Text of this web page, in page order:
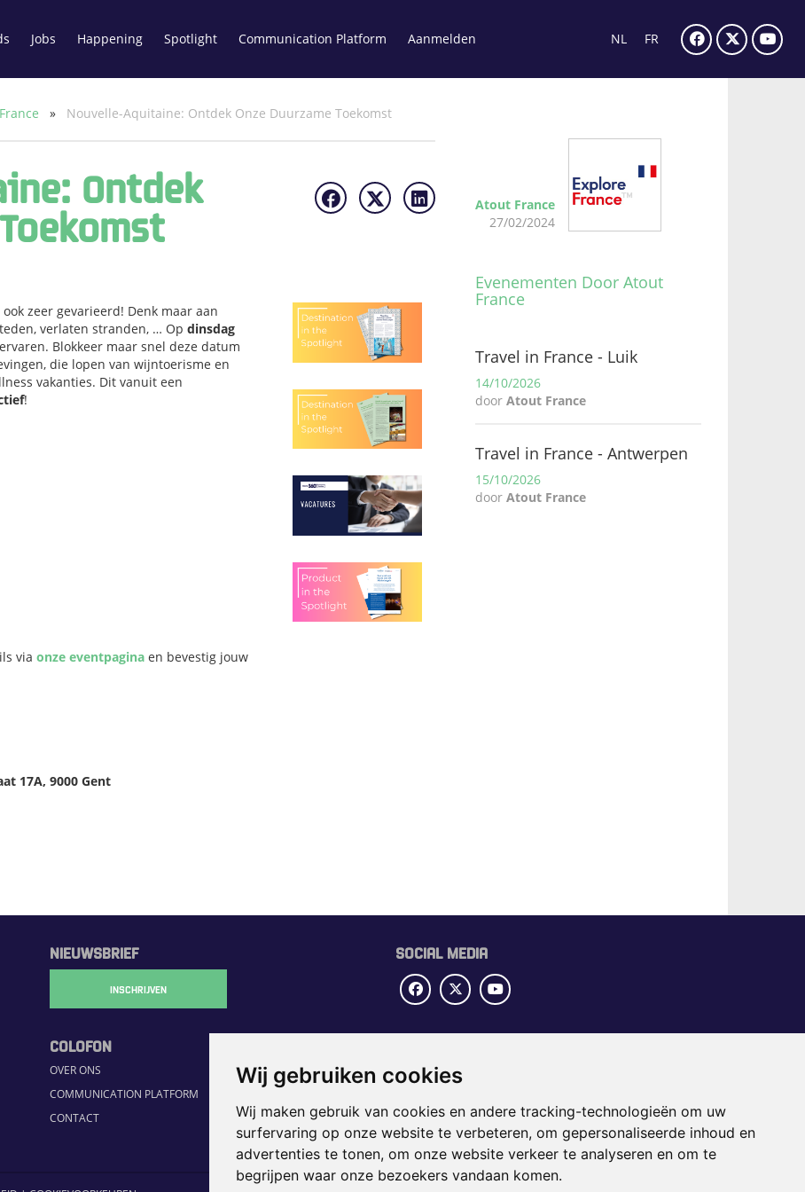
Wij gebruiken cookies
Wij maken gebruik van cookies en andere tracking-technologieën om uw
surfervaring op onze website te verbeteren, om gepersonaliseerde inhoud en
advertenties te tonen, om onze website verkeer te analyseren en om te
begrijpen waar onze bezoekers vandaan komen.
Jobs Happening Spotlight Communication Platform Aanmelden NL FR
» Nouvelle-Aquitaine: Ontdek Onze Duurzame Toekomst
Ontdek
zeer gevarieerd! Denk maar aan
verlaten stranden, … Op dinsdag
Blokkeer maar snel deze datum
die lopen van wijntoerisme en
vakanties. Dit vanuit een
!
via onze eventpagina en bevestig jouw
17A, 9000 Gent
Atout France
27/02/2024
Evenementen Door Atout
France
Travel in France - Luik
14/10/2026
door Atout France
Travel in France - Antwerpen
15/10/2026
door Atout France
NIEUWSBRIEF
INSCHRIJVEN
SOCIAL MEDIA
COLOFON
OVER ONS
COMMUNICATION PLATFORM
CONTACT
HOME
JOBS
HAPPENING